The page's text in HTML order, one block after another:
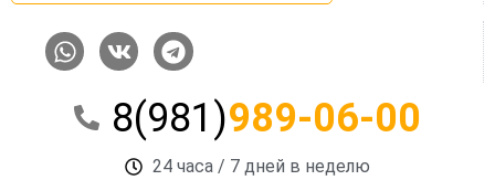
W
h
V
k
T
e
e
g
r
8(981)989-06-00
24 часа / 7 дней в неделю